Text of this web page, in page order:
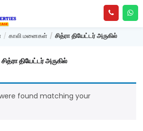
காலி மனைகள் சித்ரா தியேட்டர் அருகில்
சித்ரா தியேட்டர் அருகில்
found matching your